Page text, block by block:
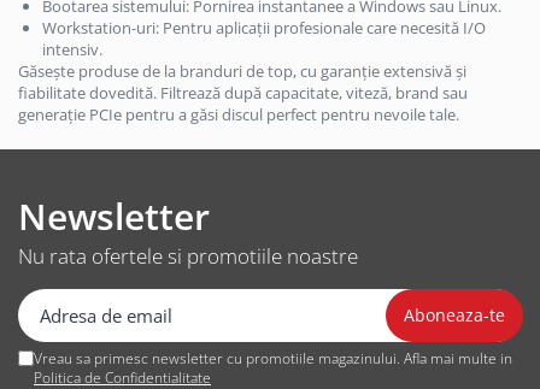
Mouse Pad
Color
Cu suport
Design
Multimedia Player
Unitati optice externe
Paste termoconductoare
Placa de sunet
Conectare USB
Set accesorii IT
Marker pentru CD/DVD/BD
Marker pentru tabla de scris
Marker permanent
Markere speciale pentru desen si
arta
Penite si convertoare pentru stilou
Pixuri cu gel
Pixuri cu suport
Pixuri premium
Pixuri unica folosinta
4G
Huse si protectii pentru Honor X9A
Huse si protectii pentru Huawei
Huse si protectii diverse pentru
Huse si protectii pentru Huawei
Mate 10 Pro
Mate 20 Lite
Huse si protectii pentru Huawei
Nova 5T
Bootarea sistemului: Pornirea instantanee a Windows sau Linux.
Workstation-uri: Pentru aplicații profesionale care necesită I/O
intensiv.
Găsește produse de la branduri de top, cu garanție extensivă și
fiabilitate dovedită. Filtrează după capacitate, viteză, brand sau
generație PCIe pentru a găsi discul perfect pentru nevoile tale.
Newsletter
Nu rata ofertele si promotiile noastre
Vreau sa primesc newsletter cu promotiile magazinului. Afla mai multe in
Politica de Confidentialitate